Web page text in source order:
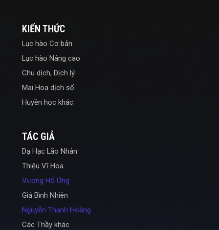
KIẾN THỨC
Lục hào Cơ bản
Lục hào Nâng cao
Chu dịch, Dịch lý
Mai Hoa dịch số
Huyền học khác
TÁC GIẢ
Dạ Hạc Lão Nhân
Thiệu Vĩ Hoa
Vương Hổ Ứng
Giả Bình Nhiên
Nguyễn Thanh Hoàng
Các Thầy khác